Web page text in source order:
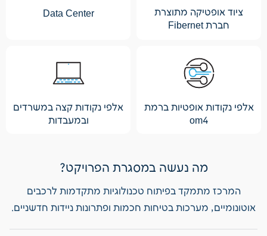
ציוד אופטיקה מתוצרת
חברת Fibernet
Data Center
אלפי נקודות אופטיות ברמת
om4
אלפי נקודות קצה במשרדים
ובמעבדות
מה נעשה במסגרת הפרויקט?
המרכז מתמקד בפיתוח טכנולוגיות מתקדמות לרכבים
אוטונומיים, מערכות בטיחות חכמות ופתרונות ניידות חדשניים.